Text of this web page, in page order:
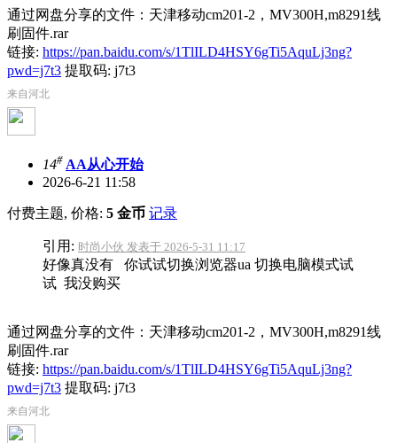
通过网盘分享的文件：天津移动cm201-2，MV300H,m8291线
刷固件.rar
链接: https://pan.baidu.com/s/1TlILD4HSY6gTi5AquLj3ng?
pwd=j7t3 提取码: j7t3
来自河北
14# AA从心开始
2026-6-21 11:58
付费主题, 价格: 5 金币 记录
引用: 时尚小伙 发表于 2026-5-31 11:17
好像真没有 你试试切换浏览器ua 切换电脑模式试
试 我没购买
通过网盘分享的文件：天津移动cm201-2，MV300H,m8291线
刷固件.rar
链接: https://pan.baidu.com/s/1TlILD4HSY6gTi5AquLj3ng?
pwd=j7t3 提取码: j7t3
来自河北